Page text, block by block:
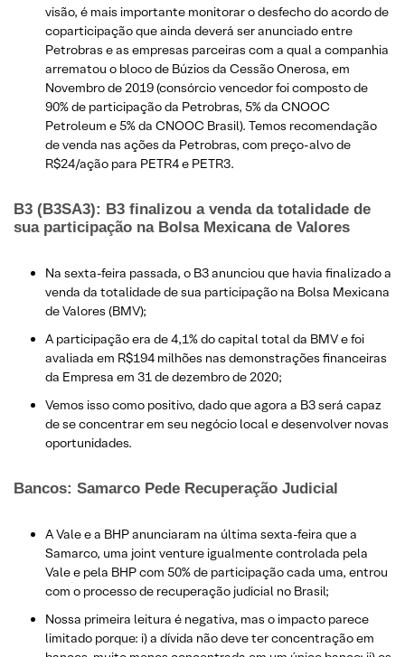
visão, é mais importante monitorar o desfecho do acordo de
coparticipação que ainda deverá ser anunciado entre
Petrobras e as empresas parceiras com a qual a companhia
arrematou o bloco de Búzios da Cessão Onerosa, em
Novembro de 2019 (consórcio vencedor foi composto de
90% de participação da Petrobras, 5% da CNOOC
Petroleum e 5% da CNOOC Brasil). Temos recomendação
de venda nas ações da Petrobras, com preço-alvo de
R$24/ação para PETR4 e PETR3.
B3 (B3SA3): B3 finalizou a venda da totalidade de
sua participação na Bolsa Mexicana de Valores
Na sexta-feira passada, o B3 anunciou que havia finalizado a
venda da totalidade de sua participação na Bolsa Mexicana
de Valores (BMV);
A participação era de 4,1% do capital total da BMV e foi
avaliada em R$194 milhões nas demonstrações financeiras
da Empresa em 31 de dezembro de 2020;
Vemos isso como positivo, dado que agora a B3 será capaz
de se concentrar em seu negócio local e desenvolver novas
oportunidades.
Bancos: Samarco Pede Recuperação Judicial
A Vale e a BHP anunciaram na última sexta-feira que a
Samarco, uma joint venture igualmente controlada pela
Vale e pela BHP com 50% de participação cada uma, entrou
com o processo de recuperação judicial no Brasil;
Nossa primeira leitura é negativa, mas o impacto parece
limitado porque: i) a dívida não deve ter concentração em